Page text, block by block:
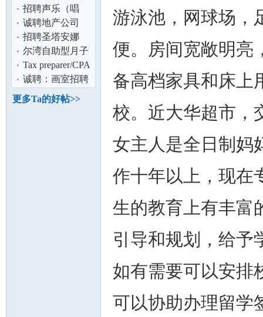
心住家阿姨
招聘声乐（唱
歌）老师
诚聘地产公司
full time 全职（仅
限男性）,
招聘圣塔安娜
（Santa Ana) 照
顾老人通勤阿
尔湾自助型月子
服务
Tax preparer/CPA
Hiring
诚聘：画室招聘
艺术老师
更多Ta的好帖>>
游泳池，网球场，
便。房间宽敞明亮
备高档家具和床上
校。近大华超市，
女主人是全日制妈
作十年以上，现在
生的教育上有丰富
引导和规划，给予
如有需要可以安排
可以协助办理留学